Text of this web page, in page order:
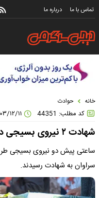
تماس با ما درباره ما
خانه حوادث
کد مطلب: 44351
شهادت ۲ نیروی بسیجی در حمله اشرار مسلح + جزییات
ساعتی پیش دو نیروی بسیجی
سراوان به شهادت رسیدند.